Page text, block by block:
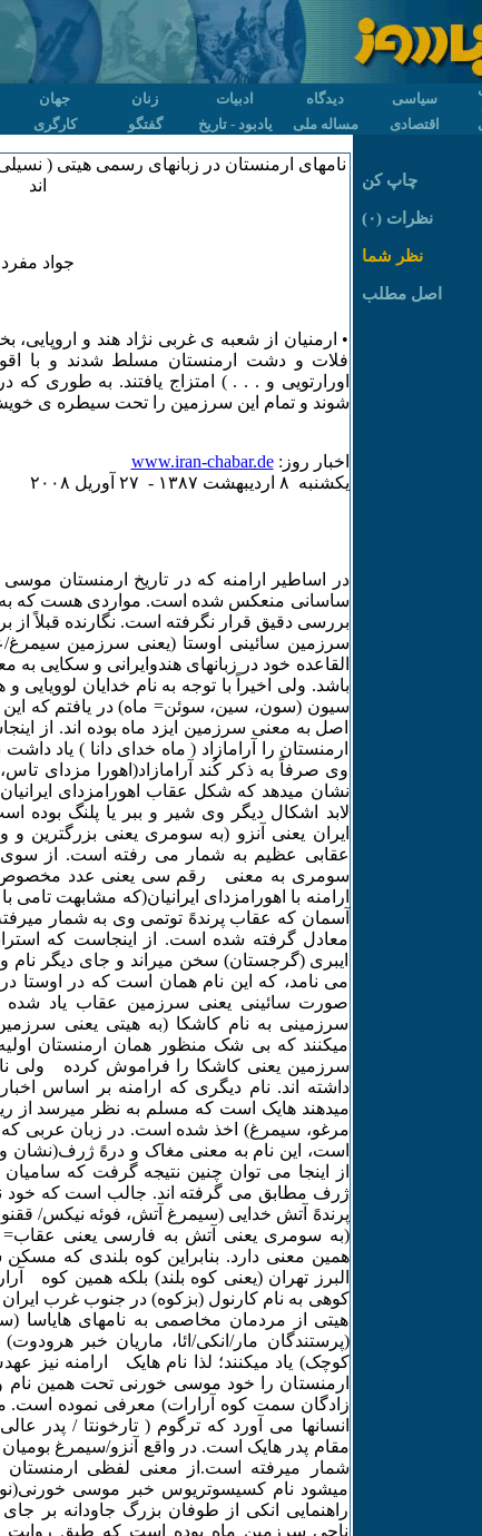
سیاسی دیدگاه ادبیات زنان جهان
اقتصادی مساله ملی یادبود - تاریخ گفتگو کارگری
نامهای ارمنستان در زبانهای رسمی هیتی (
اند
جواد مفرد
• ارمنیان از شعبه ی غربی نژاد هند و اروپایی،
فلات و دشت ارمنستان مسلط شدند و با
اورارتویی و . . . ) امتزاج یافتند. به طوری
شوند و تمام این سرزمین را تحت سیطره ی
اخبار روز:www.iran-chabar.de
يکشنبه ٨ ارديبهشت ۱٣٨۷ - ۲۷ آوريل ۲۰۰٨
در اساطیر ارامنه که در تاریخ ارمنستان
ساسانی منعکس شده است. مواردی هست که به
بررسی دقیق قرار نگرفته است. نگارنده قبلاً از
سرزمین سائینی اوستا (یعنی سرزمین
القاعده خود در زبانهای هندوایرانی و سکایی
باشد. ولی اخیراً با توجه به نام خدایان لوویایی
سیون (سون، سین، سوئن= ماه) در یافتم که این
اصل به معنی سرزمین ایزد ماه بوده اند. از
ارمنستان را آرامازاد ( ماه خدای دانا ) یاد
وی صرفاً به ذکر کُند آرامازاد(اهورا مزدای
نشان میدهد که شکل عقاب اهورامزدای
لابد اشکال دیگر وی شیر و ببر یا پلنگ بوده
ایران یعنی آنزو (به سومری یعنی بزرگترین
عقابی عظیم به شمار می رفته است. از سوی
سومری به معنی رقم سی یعنی عدد مخصوص
ارامنه با اهورامزدای ایرانیان(که مشابهت تامی
آسمان که عقاب پرندهً توتمی وی به شمار
معادل گرفته شده است. از اینجاست که
ایبری (گرجستان) سخن میراند و جای دیگر نام
می نامد، که این نام همان است که در اوستا
صورت سائینی یعنی سرزمین عقاب یاد
سرزمینی به نام کاشکا (به هیتی یعنی
میکنند که بی شک منظور همان ارمنستان
سرزمین یعنی کاشکا را فراموش کرده ولی نام
داشته اند. نام دیگری که ارامنه بر اساس
میدهند هایک است که مسلم به نظر میرسد از
مرغو، سیمرغ) اخذ شده است. در زبان عربی که
است، این نام به معنی مغاک و درهً ژرف(نشان
از اینجا می توان چنین نتیجه گرفت که سامیان
ژرف مطابق می گرفته اند. جالب است که خود
پرندهً آتش خدایی (سیمرغ آتش، فوئه نیکس/
(به سومری یعنی آتش به فارسی یعنی عقاب=
همین معنی دارد. بنابراین کوه بلندی که
البرز تهران (یعنی کوه بلند) بلکه همین کوه
کوهی به نام کارنول (بزکوه) در جنوب غرب ایران
هیتی از مردمان مخاصمی به نامهای
(پرستندگان مار/انکی/ائا، ماریان خبر
کوچک) یاد میکنند؛ لذا نام هایک ارامنه نیز
ارمنستان را خود موسی خورنی تحت همین نام و
زادگان سمت کوه آرارات) معرفی نموده
انسانها می آورد که ترگوم ( تارخونتا / پدر
مقام پدر هایک است. در واقع آنزو/سیمرغ
شمار میرفته است.از معنی لفظی
میشود نام کسیسوتریوس خبر موسی خورنی(نوح
راهنمایی انکی از طوفان بزرگ جاودانه بر
ناجی سرزمین ماه بوده است که طبق
چاپ کن
نظرات (۰)
نظر شما
اصل مطلب